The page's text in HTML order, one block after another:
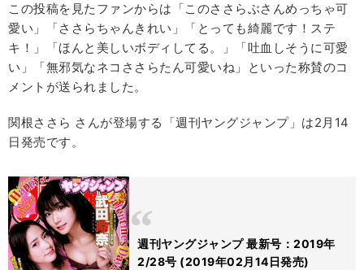
この投稿を見たファンからは「このささらぶさんめっちゃ可
愛い」「ささらちゃんきれい」「とっても綺麗です！ステ
キ！」「ほんと美しいボディしてる。」「吐血しそうに可愛
い」「無邪気なネコささらたん可愛いね」といった称賛のコ
メントが送られました。
関根ささら さんが登場する「週刊ヤングジャンプ」は2月14
日発売です。
週刊ヤングジャンプ 最新号：2019年
2/28号 (2019年02月14日発売)